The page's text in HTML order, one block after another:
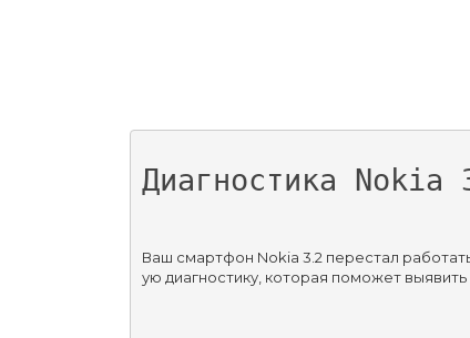
Диагностика
Ваш смартфон Nokia 3.2 перестал
ую диагностику, которая поможет